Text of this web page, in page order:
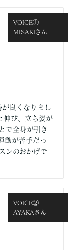
が良くなりまし
伸び、立ち姿が
で全身が引き
動が苦手だっ
ンのおかげで
VOICE①
MISAKIさん
VOICE②
AYAKAさん